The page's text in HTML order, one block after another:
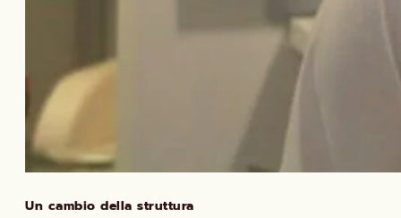
Un cambio della struttura